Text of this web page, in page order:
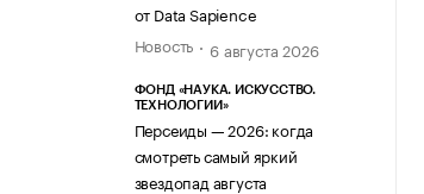
от Data Sapience
Новость
6 августа 2026
ФОНД «НАУКА. ИСКУССТВО.
ТЕХНОЛОГИИ»
Персеиды — 2026: когда
смотреть самый яркий
звездопад августа